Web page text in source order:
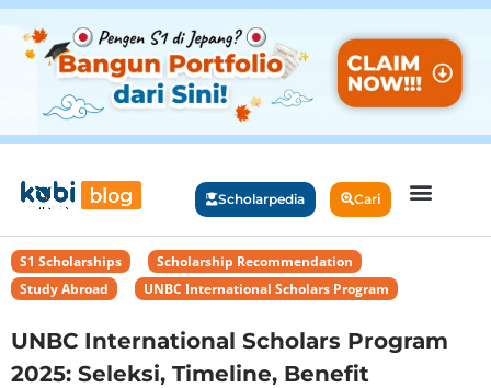
Scholarpedia Cari
S1 Scholarships Scholarship Recommendation
Study Abroad
UNBC International Scholars Program
UNBC International Scholars Program
2025: Seleksi, Timeline, Benefit